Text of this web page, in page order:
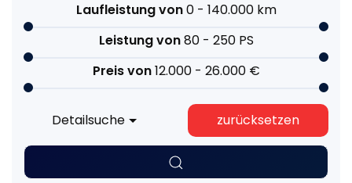
Laufleistung von0 - 140.000km
Leistung von80 - 250PS
Preis von12.000 - 26.000€
Detailsuche zurücksetzen